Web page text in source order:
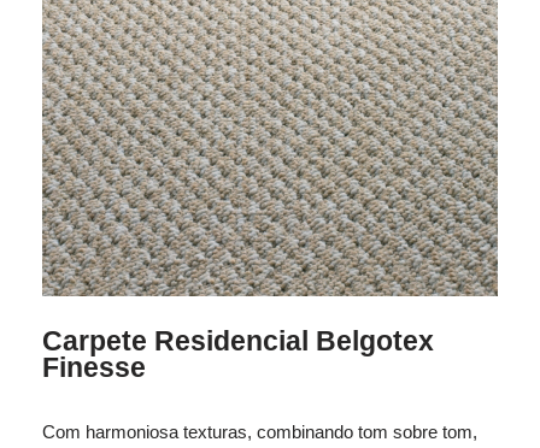
Carpete Residencial Belgotex
Finesse
Com harmoniosa texturas, combinando tom sobre tom,